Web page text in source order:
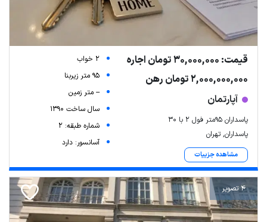
قیمت: 30,000,000 تومان اجاره
2,000,000,000 تومان رهن
آپارتمان
پاسداران 95متر فول 2 با 30
پاسداران, تهران
مشاهده جزییات
2 خواب
95 متر زیربنا
-- متر زمین
سال ساخت 1390
شماره طبقه: 2
آسانسور: دارد
4 تصویر